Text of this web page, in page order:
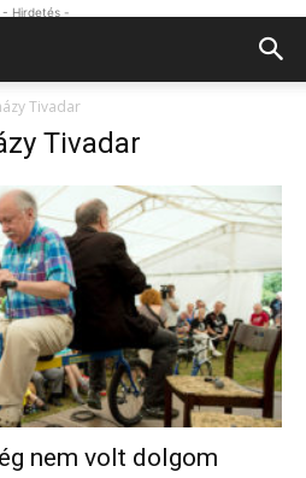
- Hirdetés -
Tivadar
Tivadar
nem volt dolgom